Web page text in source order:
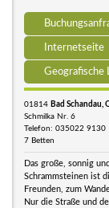
Internetseite
Geografische
01814 Bad Schandau,
Schmilka Nr. 6
Telefon: 035022 9130
7 Betten
Das große, sonnig
Schrammsteinen ist
Freunden, zum
Nur die Straße und